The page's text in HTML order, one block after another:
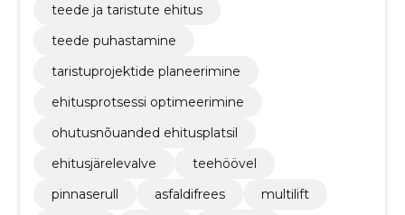
teede ja taristute ehitus
teede puhastamine
taristuprojektide planeerimine
ehitusprotsessi optimeerimine
ohutusnõuanded ehitusplatsil
ehitusjärelevalve
teehöövel
pinnaserull
asfaldifrees
multilift